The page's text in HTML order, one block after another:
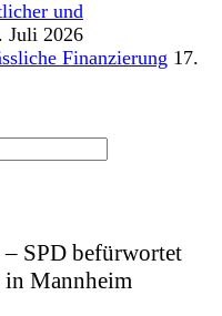
und
Juli 2026
Finanzierung 17.
SPD befürwortet
in Mannheim